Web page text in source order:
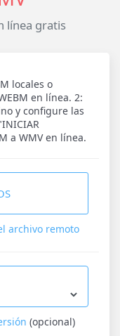
línea gratis
locales o
en línea. 2:
y configure las
a WMV en línea.
archivo remoto
(opcional)